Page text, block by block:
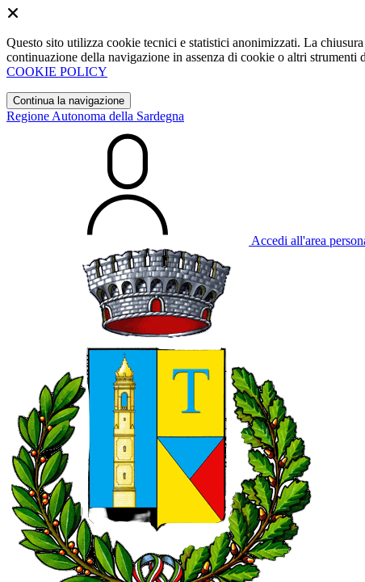
Questo sito utilizza cookie tecnici e statistici anonimizzati. La
continuazione della navigazione in assenza di cookie o altri strumenti
COOKIE POLICY
Continua la navigazione
Regione Autonoma della Sardegna
Accedi all'area